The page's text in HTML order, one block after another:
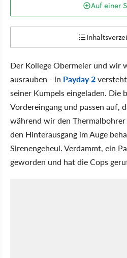
Auf einer
Der Kollege Obermeier und wir
ausrauben - in Payday 2
seiner Kumpels eingeladen. Die
Vordereingang und passen auf,
während wir den
den Hinterausgang im Auge
Sirenengeheul. Verdammt, ein
geworden und hat die Cops